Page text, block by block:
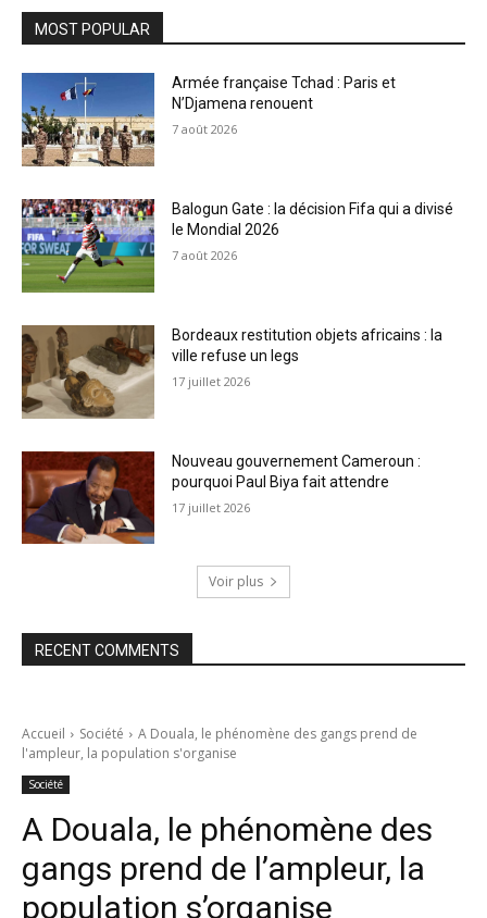
MOST POPULAR
Armée française Tchad : Paris et
N’Djamena renouent
7 août 2026
Balogun Gate : la décision Fifa qui a divisé
le Mondial 2026
7 août 2026
Bordeaux restitution objets africains : la
ville refuse un legs
17 juillet 2026
Nouveau gouvernement Cameroun :
pourquoi Paul Biya fait attendre
17 juillet 2026
Voir plus
RECENT COMMENTS